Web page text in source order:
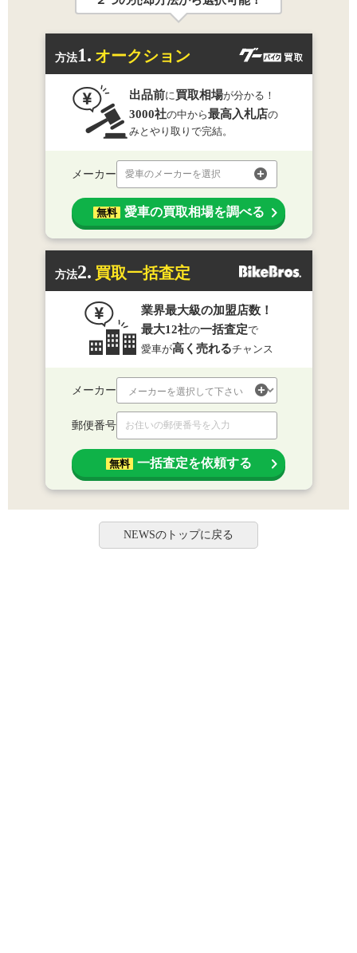
方法1. オークション
出品前に買取相場が分かる！
3000社の中から最高入札店の
みとやり取りで完結。
メーカー 愛車のメーカーを選択
無料 愛車の買取相場を調べる
方法2. 買取一括査定
業界最大級の加盟店数！
最大12社の一括査定で
愛車が高く売れるチャンス
メーカー
郵便番号
無料 一括査定を依頼する
NEWSのトップに戻る